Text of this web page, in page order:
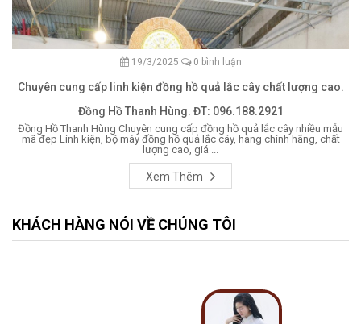
19/3/2025 0 bình luận
Chuyên cung cấp linh kiện đồng hồ quả lắc cây chất lượng cao.
Đồng Hồ Thanh Hùng. ĐT: 096.188.2921
Đồng Hồ Thanh Hùng Chuyên cung cấp đồng hồ quả lắc cây nhiều mẫu
mã đẹp Linh kiện, bộ máy đồng hồ quả lắc cây, hàng chính hãng, chất
lượng cao, giá ...
Xem Thêm
KHÁCH HÀNG NÓI VỀ CHÚNG TÔI